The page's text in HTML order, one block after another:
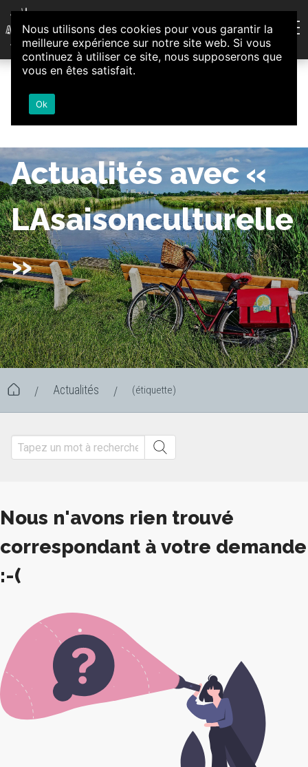
Aller au contenu
Association d'Animation et d'Initiatives Citoyennes
Loire-Authion
Actualités avec «
LAsaisonculturelle
»
/ Actualités / (étiquette)
Nous n'avons rien trouvé
correspondant à votre demande
:-(
Nous utilisons des cookies pour vous garantir la
meilleure expérience sur notre site web. Si vous
continuez à utiliser ce site, nous supposerons que
vous en êtes satisfait.
Ok